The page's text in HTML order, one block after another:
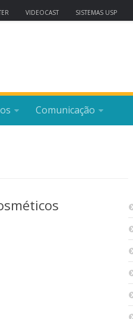
VIDEOCAST SISTEMAS USP
Comunicação